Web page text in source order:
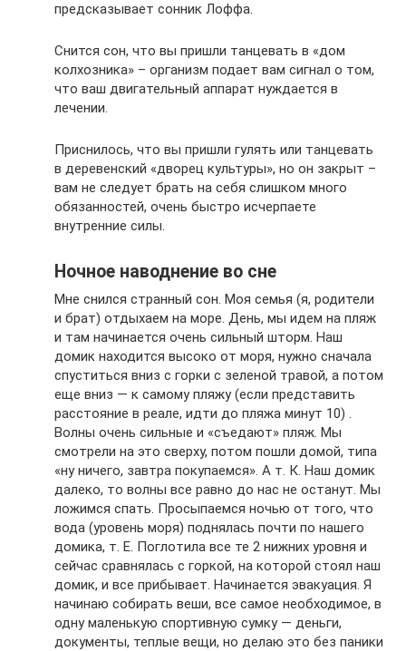
предсказывает сонник Лоффа.
Снится сон, что вы пришли танцевать в «дом
колхозника» – организм подает вам сигнал о том,
что ваш двигательный аппарат нуждается в
лечении.
Приснилось, что вы пришли гулять или танцевать
в деревенский «дворец культуры», но он закрыт –
вам не следует брать на себя слишком много
обязанностей, очень быстро исчерпаете
внутренние силы.
Ночное наводнение во сне
Мне снился странный сон. Моя семья (я, родители
и брат) отдыхаем на море. День, мы идем на пляж
и там начинается очень сильный шторм. Наш
домик находится высоко от моря, нужно сначала
спуститься вниз с горки с зеленой травой, а потом
еще вниз — к самому пляжу (если представить
расстояние в реале, идти до пляжа минут 10) .
Волны очень сильные и «съедают» пляж. Мы
смотрели на это сверху, потом пошли домой, типа
«ну ничего, завтра покупаемся». А т. К. Наш домик
далеко, то волны все равно до нас не останут. Мы
ложимся спать. Просыпаемся ночью от того, что
вода (уровень моря) поднялась почти по нашего
домика, т. Е. Поглотила все те 2 нижних уровня и
сейчас сравнялась с горкой, на которой стоял наш
домик, и все прибывает. Начинается эвакуация. Я
начинаю собирать веши, все самое необходимое, в
одну маленькую спортивную сумку — деньги,
документы, теплые вещи, но делаю это без паники